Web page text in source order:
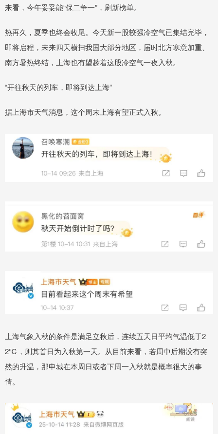
来看，今年妥妥能“保二争一”，刷新榜单。
热再久，夏季也终会收尾。今天新一股较强冷空气已集结完毕，
即将启程，未来四天横扫我国大部分地区，届时北方寒意加重、
南方暑热终结，上海也有望趁着这股冷空气一夜入秋。
“开往秋天的列车，即将到达上海”
据上海市天气消息，这个周末上海有望正式入秋。
上海气象入秋的条件是满足立秋后，连续五天日平均气温低于2
2℃，则其首日为入秋第一天。从目前来看，若周中后期没有突
然的升温，那申城在本周日或者下周一入秋就是概率很大的事
情。